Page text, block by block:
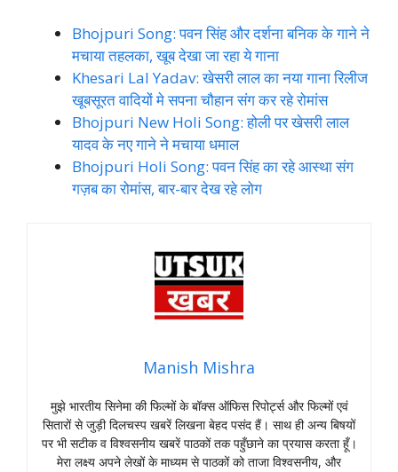
Bhojpuri Song: पवन सिंह और दर्शना बनिक के गाने ने
मचाया तहलका, खूब देखा जा रहा ये गाना
Khesari Lal Yadav: खेसरी लाल का नया गाना रिलीज
खूबसूरत वादियों मे सपना चौहान संग कर रहे रोमांस
Bhojpuri New Holi Song: होली पर खेसरी लाल
यादव के नए गाने ने मचाया धमाल
Bhojpuri Holi Song: पवन सिंह का रहे आस्था संग
गज़ब का रोमांस, बार-बार देख रहे लोग
Manish Mishra
मुझे भारतीय सिनेमा की फिल्मों के बॉक्स ऑफिस रिपोर्ट्स और फिल्मों एवं
सितारों से जुड़ी दिलचस्प खबरें लिखना बेहद पसंद हैं। साथ ही अन्य बिषयों
पर भी सटीक व विश्वसनीय खबरें पाठकों तक पहुँछाने का प्रयास करता हूँ।
मेरा लक्ष्य अपने लेखों के माध्यम से पाठकों को ताजा विश्वसनीय, और